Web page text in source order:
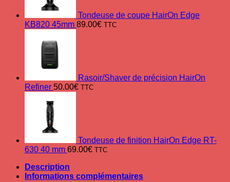
Tondeuse de coupe HairOn Edge
KB820 45mm 89.00€ TTC
Rasoir/Shaver de précision HairOn
Refiner 50.00€ TTC
Tondeuse de finition HairOn Edge RT-
630 40 mm 69.00€ TTC
Description
Informations complémentaires